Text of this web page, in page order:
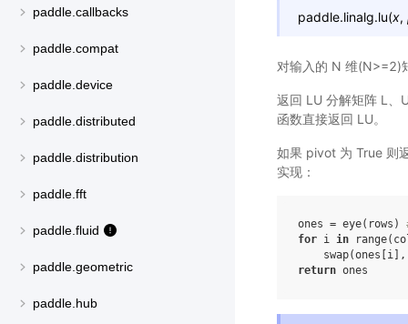
paddle.callbacks
paddle.compat
paddle.device
paddle.distributed
paddle.distribution
paddle.fft
paddle.fluid
paddle.geometric
paddle.hub
paddle.linalg.lu(x,
对输入的 N 维(N>=2)
返回 LU 分解矩阵 L、
函数直接返回 LU。
如果 pivot 为 True 则
实现：
ones = eye(rows)
for i in
return